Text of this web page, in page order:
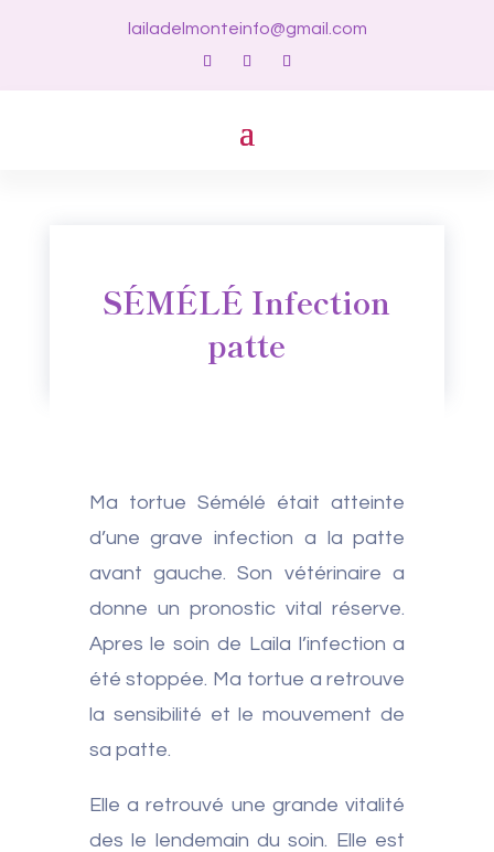
lailadelmonteinfo@gmail.com
SÉMÉLÉ Infection
patte
Ma tortue Sémélé était atteinte
d’une grave infection a la patte
avant gauche. Son vétérinaire a
donne un pronostic vital réserve.
Apres le soin de Laila l’infection a
été stoppée. Ma tortue a retrouve
la sensibilité et le mouvement de
sa patte.
Elle a retrouvé une grande vitalité
des le lendemain du soin. Elle est